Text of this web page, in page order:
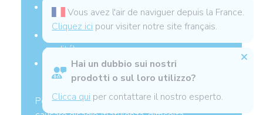
150–200 g di verdure cotte (una porzione
come contorno)
150–200 g di verdure crude (due porzioni di
crudité)
150–200 g di frutta (due frutti piccoli o uno
grande)
Per gli intestini sensibili, i legumi possono
Vous avez l'air de naviguer depuis la France.
Cliquez ici pour visiter notre site français.
Hai un dubbio sui nostri
prodotti o sul loro utilizzo?
Clicca qui per contattare il nostro esperto.